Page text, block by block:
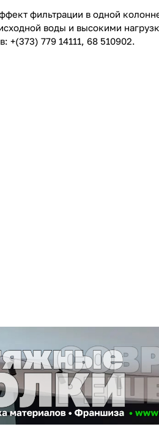
фильтрации в одной
воды и высокими
779 14111, 68 510902.